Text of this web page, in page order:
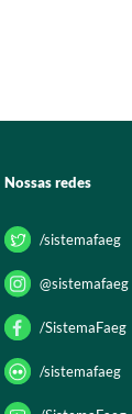
Nossas redes
/sistemafaeg
@sistemafaeg
/SistemaFaeg
/sistemafaeg